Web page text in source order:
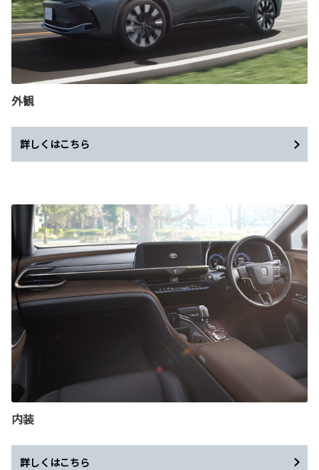
外観
詳しくはこちら
内装
詳しくはこちら